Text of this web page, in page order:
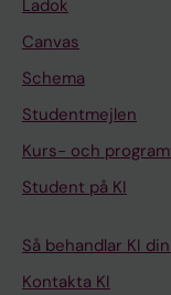
Ladok
Canvas
Schema
Studentmejlen
Kurs- och
Student på KI
Så behandlar KI
Kontakta KI